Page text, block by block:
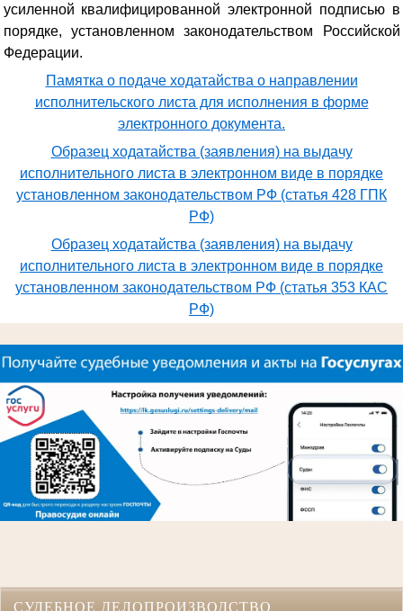
усиленной квалифицированной электронной подписью в
порядке, установленном законодательством Российской
Федерации.
Памятка о подаче ходатайства о направлении
исполнительского листа для исполнения в форме
электронного документа.
Образец ходатайства (заявления) на выдачу
исполнительного листа в электронном виде в порядке
установленном законодательством РФ (статья 428 ГПК
РФ)
Образец ходатайства (заявления) на выдачу
исполнительного листа в электронном виде в порядке
установленном законодательством РФ (статья 353 КАС
РФ)
СУДЕБНОЕ ДЕЛОПРОИЗВОДСТВО